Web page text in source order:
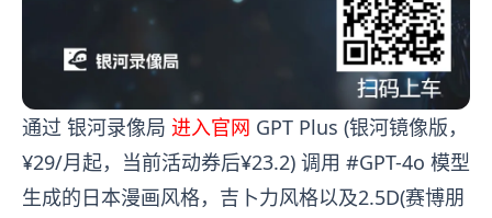
通过 银河录像局 进入官网 GPT Plus (银河镜像版，
¥29/月起，当前活动券后¥23.2) 调用 #GPT-4o 模型
生成的日本漫画风格，吉卜力风格以及2.5D(赛博朋